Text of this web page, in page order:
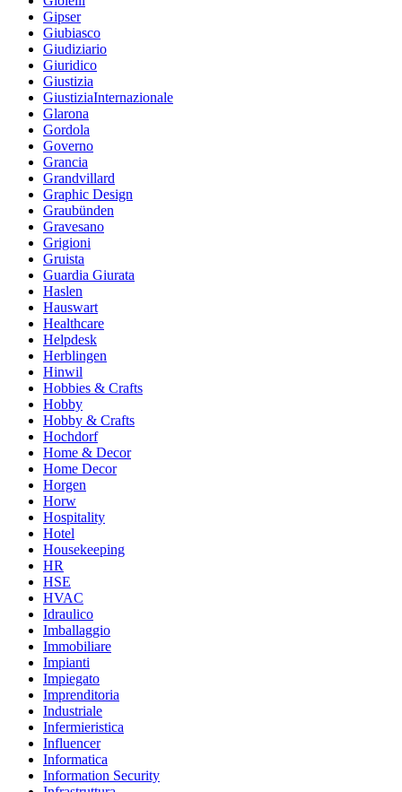
Gipser
Giubiasco
Giudiziario
Giuridico
Giustizia
GiustiziaInternazionale
Glarona
Gordola
Governo
Grancia
Grandvillard
Graphic Design
Graubünden
Gravesano
Grigioni
Gruista
Guardia Giurata
Haslen
Hauswart
Healthcare
Helpdesk
Herblingen
Hinwil
Hobbies & Crafts
Hobby
Hobby & Crafts
Hochdorf
Home & Decor
Home Decor
Horgen
Horw
Hospitality
Hotel
Housekeeping
HR
HSE
HVAC
Idraulico
Imballaggio
Immobiliare
Impianti
Impiegato
Imprenditoria
Industriale
Infermieristica
Influencer
Informatica
Information Security